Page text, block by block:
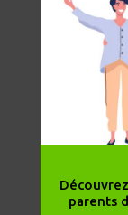
parents